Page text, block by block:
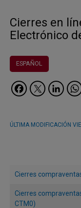
Cierres en
Electrónico
ESPAÑOL
ÚLTIMA MODIFICACIÓN
Cierres
Cierres
CTM0)